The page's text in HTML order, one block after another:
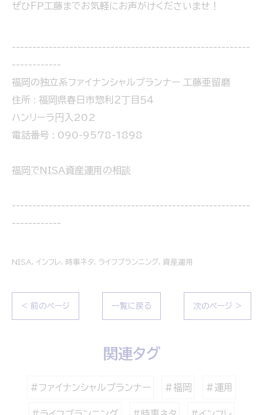
ぜひＦＰ工藤までお気軽にお声がけくださいませ！
----------------------------------------------------------
------------
福岡の独立系ファイナンシャルプランナー 工藤亜留磨
住所 : 福岡県春日市惣利２丁目５４
ハンリーラ円入202
電話番号 : 090-9578-1898
福岡でNISA資産運用の相談
----------------------------------------------------------
------------
NISA インフレ 時事ネタ ライフプランニング 資産運用
< 前のページ 一覧に戻る 次のページ >
関連タグ
#ファイナンシャルプランナー #福岡 #運用